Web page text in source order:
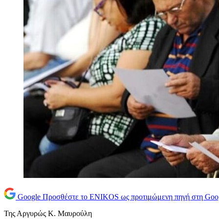
Google Προσθέστε το ENIKOS ως προτιμώμενη πηγή στη
Της Αργυρώς Κ. Μαυρούλη